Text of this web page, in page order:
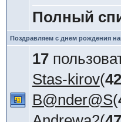
Полный
Поздравляем с днем рождения
17
Stas-kirov(42
B@nder@S(